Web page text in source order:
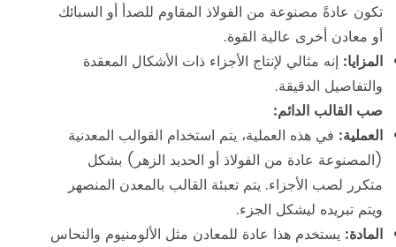
تكون عادةً مصنوعة من الفولاذ المقاوم للصدأ أو السبائك
أو معادن أخرى عالية القوة.
المزايا: إنه مثالي لإنتاج الأجزاء ذات الأشكال المعقدة
والتفاصيل الدقيقة.
صب القالب الدائم:
العملية: في هذه العملية، يتم استخدام القوالب المعدنية
(المصنوعة عادة من الفولاذ أو الحديد الزهر) بشكل
متكرر لصب الأجزاء. يتم تعبئة القالب بالمعدن المنصهر
ويتم تبريده ليشكل الجزء.
المادة: يستخدم هذا عادة للمعادن مثل الألومنيوم والنحاس